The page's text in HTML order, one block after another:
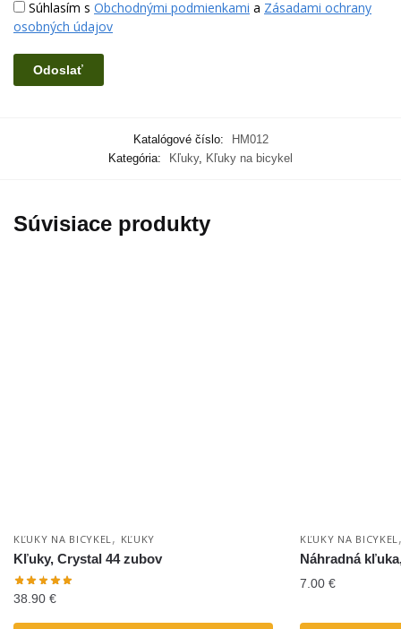
Súhlasím s Obchodnými podmienkami a Zásadami ochrany
osobných údajov
Katalógové číslo:
HM012
Kategória:
Kľuky, Kľuky na bicykel
Súvisiace produkty
KĽUKY NA BICYKEL, KĽUKY
Kľuky, Crystal 44 zubov
38.90 €
KĽUKY NA BICYKEL
Náhradná
7.00 €